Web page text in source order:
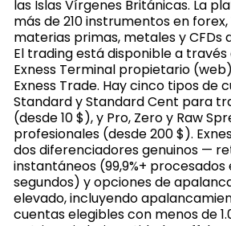
las Islas Vírgenes Británicas. La
más de 210 instrumentos en
materias primas, metales y CFDs
El trading está disponible a través
Exness Terminal propietario
Exness Trade. Hay cinco tipos de
Standard y Standard Cent para
(desde 10 $), y Pro, Zero y Raw
profesionales (desde 200 $).
dos diferenciadores genuinos —
instantáneos (99,9%+ procesados
segundos) y opciones de
elevado, incluyendo
cuentas elegibles con menos de